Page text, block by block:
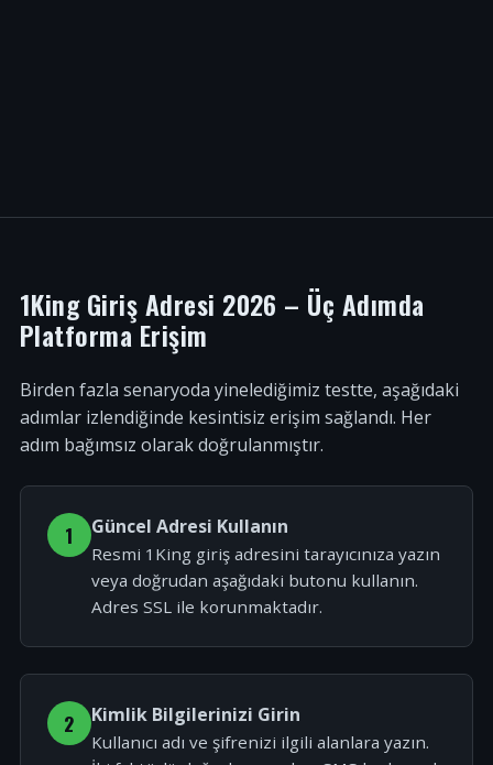
1King Giriş Adresi 2026 – Üç Adımda
Platforma Erişim
Birden fazla senaryoda yinelediğimiz testte, aşağıdaki
adımlar izlendiğinde kesintisiz erişim sağlandı. Her
adım bağımsız olarak doğrulanmıştır.
1 Güncel Adresi Kullanın
Resmi 1King giriş adresini tarayıcınıza yazın
veya doğrudan aşağıdaki butonu kullanın.
Adres SSL ile korunmaktadır.
2 Kimlik Bilgilerinizi Girin
Kullanıcı adı ve şifrenizi ilgili alanlara yazın.